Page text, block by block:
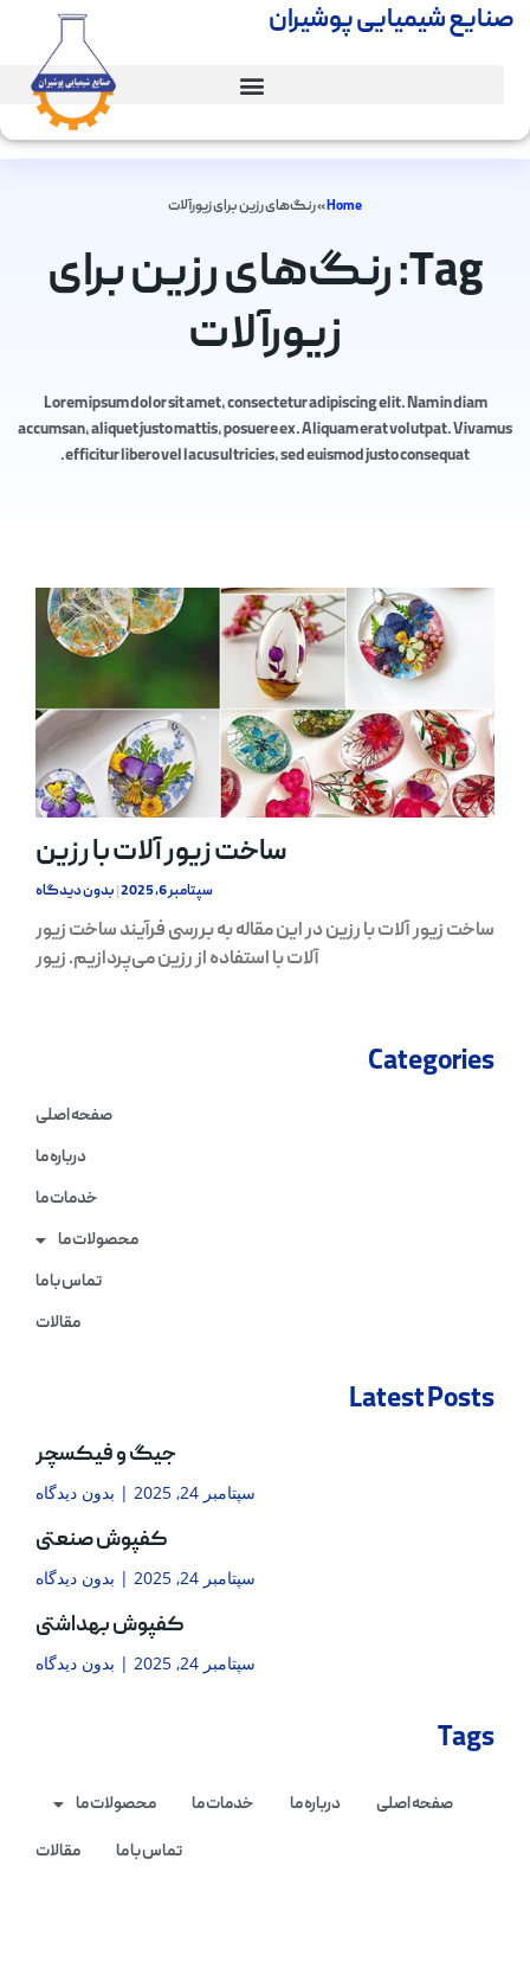
صنایع شیمیایی پوشیران
Home
»رنگ‌های رزین برای زیورآلات
Tag: رنگ‌های رزین برای
زیورآلات
Lorem ipsum dolor sit amet, consectetur adipiscing elit. Nam in diam
accumsan, aliquet justo mattis, posuere ex. Aliquam erat volutpat. Vivamus
efficitur libero vel lacus ultricies, sed euismod justo consequat.
ساخت زیور آلات با رزین
سپتامبر 6, 2025 بدون دیدگاه
ساخت زیور آلات با رزین در این مقاله به بررسی فرآیند ساخت زیور
آلات با استفاده از رزین می‌پردازیم. زیور
Categories
صفحه اصلی
درباره ما
خدمات ما
محصولات ما
تماس با ما
مقالات
Latest Posts
جیگ و فیکسچر
سپتامبر 24, 2025 بدون دیدگاه
کفپوش صنعتی
سپتامبر 24, 2025 بدون دیدگاه
کفپوش بهداشتی
سپتامبر 24, 2025 بدون دیدگاه
Tags
صفحه اصلی درباره ما خدمات ما
محصولات ما
تماس با ما
مقالات